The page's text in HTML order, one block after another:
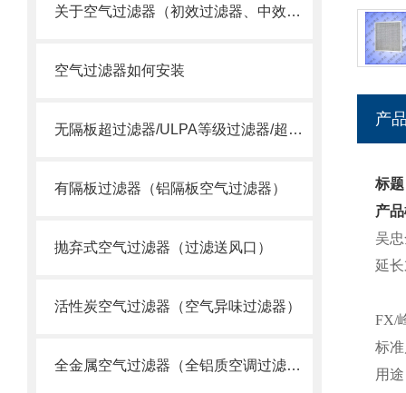
关于空气过滤器（初效过滤器、中效过滤器、空气过滤器）选用
空气过滤器如何安装
无隔板超过滤器/ULPA等级过滤器/超空气过滤器
有隔板过滤器（铝隔板空气过滤器）
抛弃式空气过滤器（过滤送风口）
活性炭空气过滤器（空气异味过滤器）
全金属空气过滤器（全铝质空调过滤网）
产
标
产
吴
延
FX/
标
用